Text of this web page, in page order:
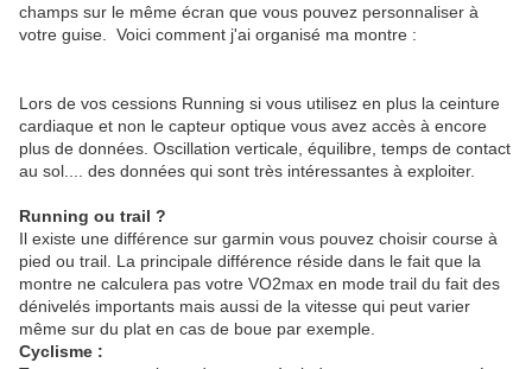
champs sur le même écran que vous pouvez personnaliser à
votre guise. Voici comment j'ai organisé ma montre :
Lors de vos cessions Running si vous utilisez en plus la ceinture
cardiaque et non le capteur optique vous avez accès à encore
plus de données. Oscillation verticale, équilibre, temps de contact
au sol.... des données qui sont très intéressantes à exploiter.
Running ou trail ?
Il existe une différence sur garmin vous pouvez choisir course à
pied ou trail. La principale différence réside dans le fait que la
montre ne calculera pas votre VO2max en mode trail du fait des
dénivelés importants mais aussi de la vitesse qui peut varier
même sur du plat en cas de boue par exemple.
Cyclisme :